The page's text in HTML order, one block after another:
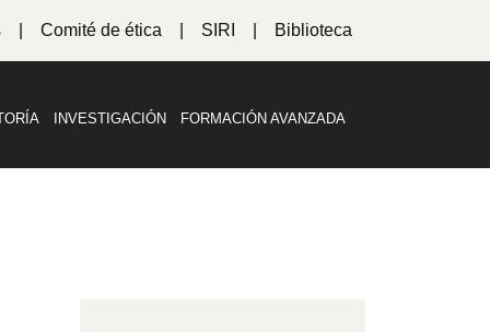
Comité de ética SIRI Biblioteca
INVESTIGACIÓN FORMACIÓN AVANZADA